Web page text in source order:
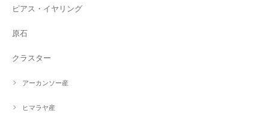
ピアス・イヤリング
原石
クラスター
アーカンソー産
ヒマラヤ産